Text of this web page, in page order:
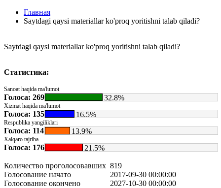
Главная
Saytdagi qaysi materiallar ko'proq yoritishni talab qiladi?
Saytdagi qaysi materiallar ko'proq yoritishni talab qiladi?
Статистика:
Sanoat haqida ma'lumot
Голоса: 269 32.8%
Xizmat haqida ma'lumot
Голоса: 135 16.5%
Respublika yangiliklari
Голоса: 114 13.9%
Xalqaro tajriba
Голоса: 176 21.5%
Количество проголосовавших 819
Голосование начато
2017-09-30 00:00:00
Голосование окончено
2027-10-30 00:00:00